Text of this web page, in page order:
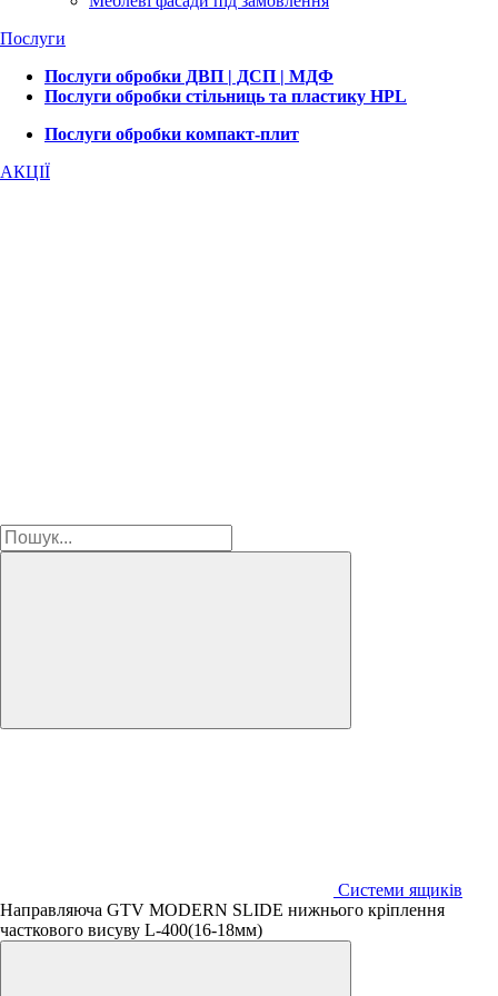
Послуги
Послуги обробки ДВП | ДСП | МДФ
Послуги обробки стільниць та пластику HPL
Послуги обробки компакт-плит
АКЦІЇ
Системи ящиків
Направляюча GTV MODERN SLIDE нижнього кріплення
часткового висуву L-400(16-18мм)